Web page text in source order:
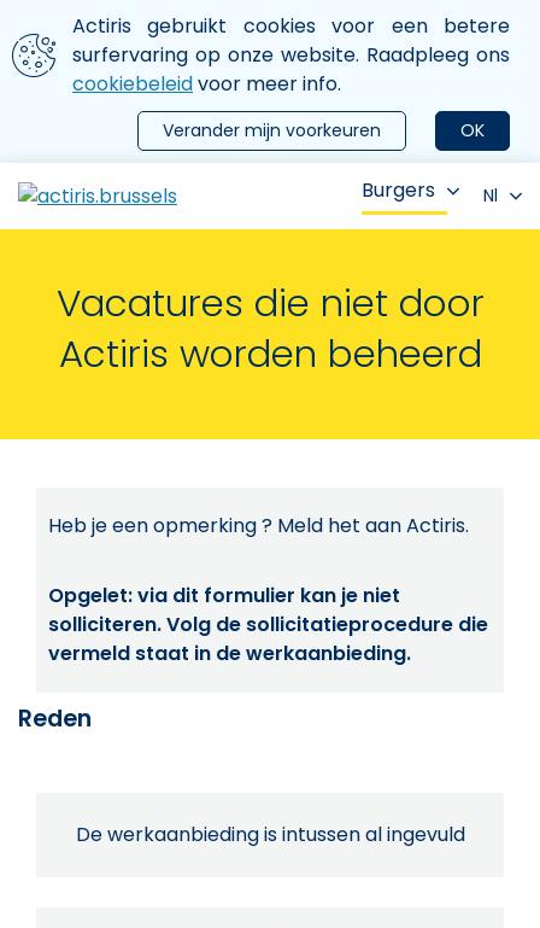
Aller au contenu principal
We gebruiken cookies
Actiris gebruikt cookies voor een betere
surfervaring op onze website. Raadpleeg ons
cookiebeleidvoor meer info.
OK
Verander mijn voorkeuren
le menu
Burgers Nl
Vacatures die niet door
Actiris worden beheerd
Heb je een opmerking ? Meld het aan Actiris.
Opgelet: via dit formulier kan je niet
solliciteren. Volg de sollicitatieprocedure die
vermeld staat in de werkaanbieding.
Reden
De werkaanbieding is intussen al ingevuld